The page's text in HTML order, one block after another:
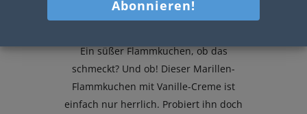
Marillen-Flammkuchen mit
Vanille-Creme
Ein süßer Flammkuchen, ob das
schmeckt? Und ob! Dieser Marillen-
Flammkuchen mit Vanille-Creme ist
einfach nur herrlich. Probiert ihn doch